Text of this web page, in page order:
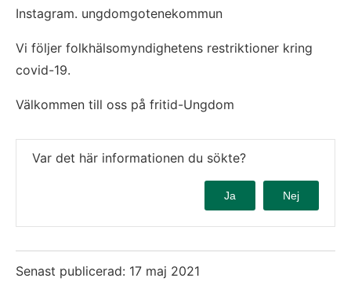
Instagram. ungdomgotenekommun
Vi följer folkhälsomyndighetens restriktioner kring
covid-19.
Välkommen till oss på fritid-Ungdom
Var det här informationen du sökte?
Ja Nej
Senast publicerad: 17 maj 2021